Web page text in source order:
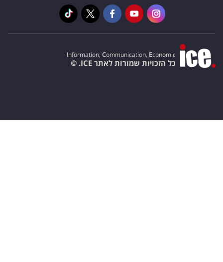
Information, Communication, Economic
כל הזכויות שמורות לאתר ICE. ©